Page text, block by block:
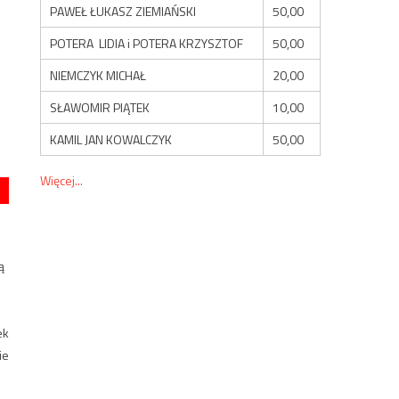
PAWEŁ ŁUKASZ ZIEMIAŃSKI
50,00
POTERA LIDIA i POTERA KRZYSZTOF
50,00
NIEMCZYK MICHAŁ
20,00
SŁAWOMIR PIĄTEK
10,00
KAMIL JAN KOWALCZYK
50,00
Więcej...